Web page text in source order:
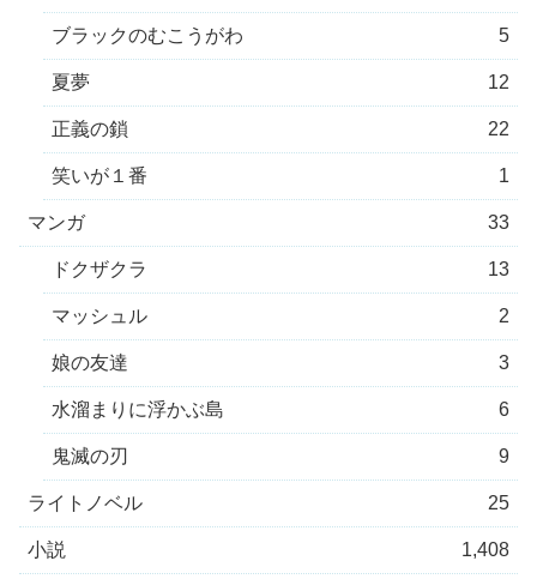
ブラックのむこうがわ 5
夏夢 12
正義の鎖 22
笑いが１番 1
マンガ 33
ドクザクラ 13
マッシュル 2
娘の友達 3
水溜まりに浮かぶ島 6
鬼滅の刃 9
ライトノベル 25
小説 1,408